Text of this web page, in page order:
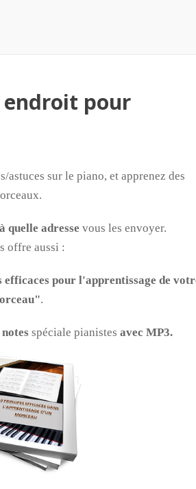
endroit pour
sur le piano, et apprenez des
quelle adresse vous les envoyer.
offre aussi :
pour l'apprentissage de
.
spéciale pianistes avec MP3.